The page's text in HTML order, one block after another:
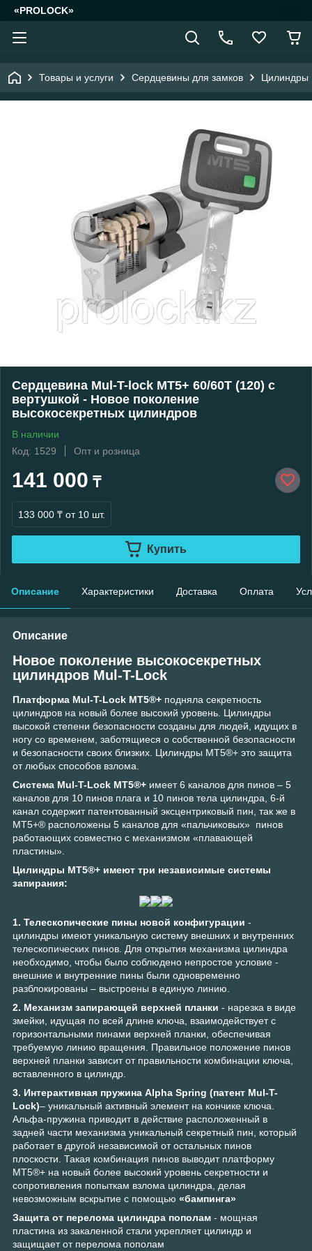
«PROLOCK»
Товары и услуги Сердцевины для замков
Сердцевина Mul-T-lock MT5+ 60/60Т (120) с
вертушкой - Новое поколение
высокосекретных цилиндров
В наличии
Код: 1529
Опт и розница
141 000 ₸
133 000 ₸ от 10 шт.
Купить
Описание Характеристики Доставка Оплата
Описание
Новое поколение высокосекретных
цилиндров Mul-T-Lock
Платформа Mul-T-Lock MT5®+ подняла секретность
цилиндров на новый более высокий уровень. Цилиндры
высокой степени безопасности созданы для людей, идущих в
ногу со временем, заботящиеся о собственной безопасности
и безопасности своих близких. Цилиндры МТ5®+ это защита
от любых способов взлома.
Система Mul-T-Lock MT5®+ имеет 6 каналов для пинов – 5
каналов для 10 пинов плага и 10 пинов тела цилиндра, 6-й
канал содержит патентованный эксцентриковый пин, так же в
MT5+® расположены 5 каналов для «пальчиковых» пинов
работающих совместно с механизмом «плавающей
пластины».
Цилиндры MT5®+ имеют три независимые системы
запирания:
1. Телескопические пины новой конфигурации -
цилиндры имеют уникальную систему внешних и внутренних
телескопических пинов. Для открытия механизма цилиндра
необходимо, чтобы было соблюдено непростое условие -
внешние и внутренние пины были одновременно
разблокированы – выстроены в единую линию.
2. Механизм запирающей верхней планки - нарезка в виде
змейки, идущая по всей длине ключа, взаимодействует с
горизонтальными пинами верхней планки, обеспечивая
требуемую линию вращения. Правильное положение пинов
верхней планки зависит от правильности комбинации ключа,
вставленного в цилиндр.
3. Интерактивная пружина Alpha Spring (патент Mul-T-
Lock)– уникальный активный элемент на кончике ключа.
Альфа-пружина приводит в действие расположенный в
задней части механизма уникальный секретный пин, который
работает в другой независимой от остальных пинов
плоскости. Такая комбинация пинов выводит платформу
MT5®+ на новый более высокий уровень секретности и
сопротивления попыткам взлома цилиндра, делая
невозможным вскрытие с помощью «бампинга»
Защита от перелома цилиндра пополам - мощная
пластина из закаленной стали укрепляет цилиндр и
защищает от перелома пополам